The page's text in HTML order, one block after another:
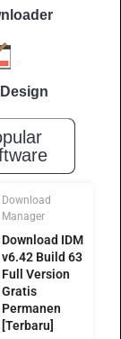
Download
Manager
Download IDM
v6.42 Build 63
Full Version
Gratis
Permanen
[Terbaru]